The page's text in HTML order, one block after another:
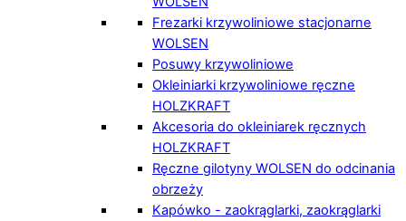
Frezarki krzywoliniowe stacjonarne
WOLSEN
Posuwy krzywoliniowe
Okleiniarki krzywoliniowe ręczne
HOLZKRAFT
Akcesoria do okleiniarek ręcznych
HOLZKRAFT
Ręczne gilotyny WOLSEN do odcinania
obrzeży
Kapówko - zaokrąglarki, zaokrąglarki